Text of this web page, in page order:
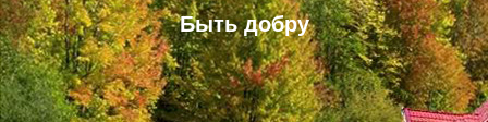
Быть добру